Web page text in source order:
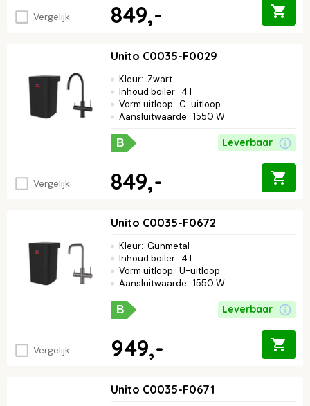
Vergelijk 849,-
Vergelijk
Unito C0035-F0029
Kleur: Zwart
Inhoud boiler: 4 l
Vorm uitloop: C-uitloop
Aansluitwaarde: 1550 W
B Leverbaar
849,-
Vergelijk
Unito C0035-F0672
Kleur: Gunmetal
Inhoud boiler: 4 l
Vorm uitloop: U-uitloop
Aansluitwaarde: 1550 W
B Leverbaar
949,-
Unito C0035-F0671